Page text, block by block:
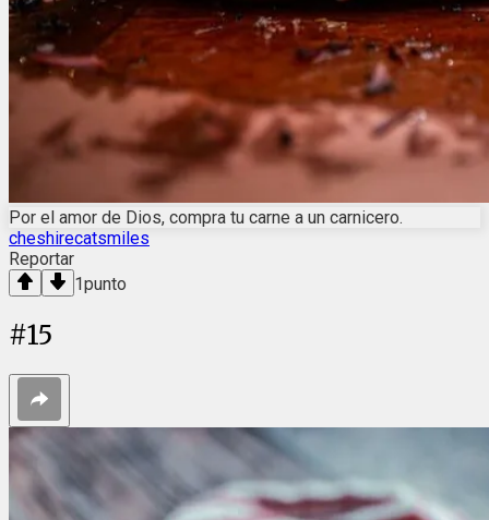
Por el amor de Dios, compra tu carne a un carnicero.
cheshirecatsmiles
Reportar
1punto
#15